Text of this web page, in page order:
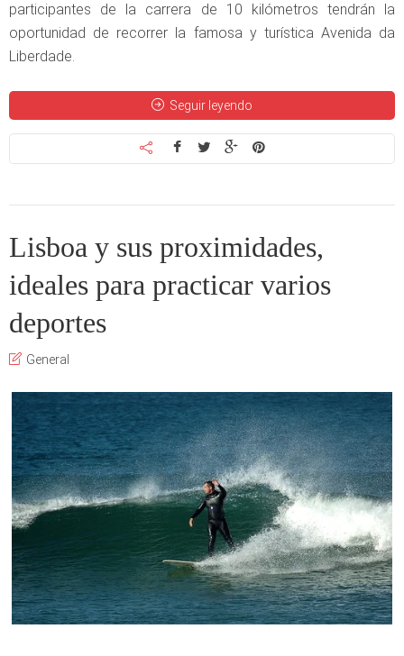
participantes de la carrera de 10 kilómetros tendrán la
oportunidad de recorrer la famosa y turística Avenida da
Liberdade.
Seguir leyendo
Lisboa y sus proximidades,
ideales para practicar varios
deportes
General